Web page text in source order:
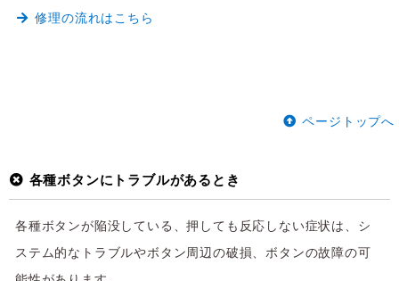
修理の流れはこちら
ページトップへ
各種ボタンにトラブルがあるとき
各種ボタンが陥没している、押しても反応しない症状は、シ
ステム的なトラブルやボタン周辺の破損、ボタンの故障の可